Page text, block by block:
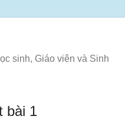
sinh, Giáo viên và Sinh
bài 1